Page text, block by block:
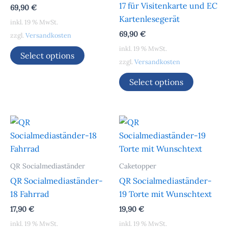
69,90 €
inkl. 19 % MwSt.
zzgl. Versandkosten
Select options
17 für Visitenkarte und EC
Kartenlesegerät
69,90 €
inkl. 19 % MwSt.
zzgl. Versandkosten
Select options
QR Socialmediaständer
QR Socialmediaständer-
18 Fahrrad
17,90 €
inkl. 19 % MwSt.
Caketopper
QR Socialmediaständer-
19 Torte mit Wunschtext
19,90 €
inkl. 19 % MwSt.